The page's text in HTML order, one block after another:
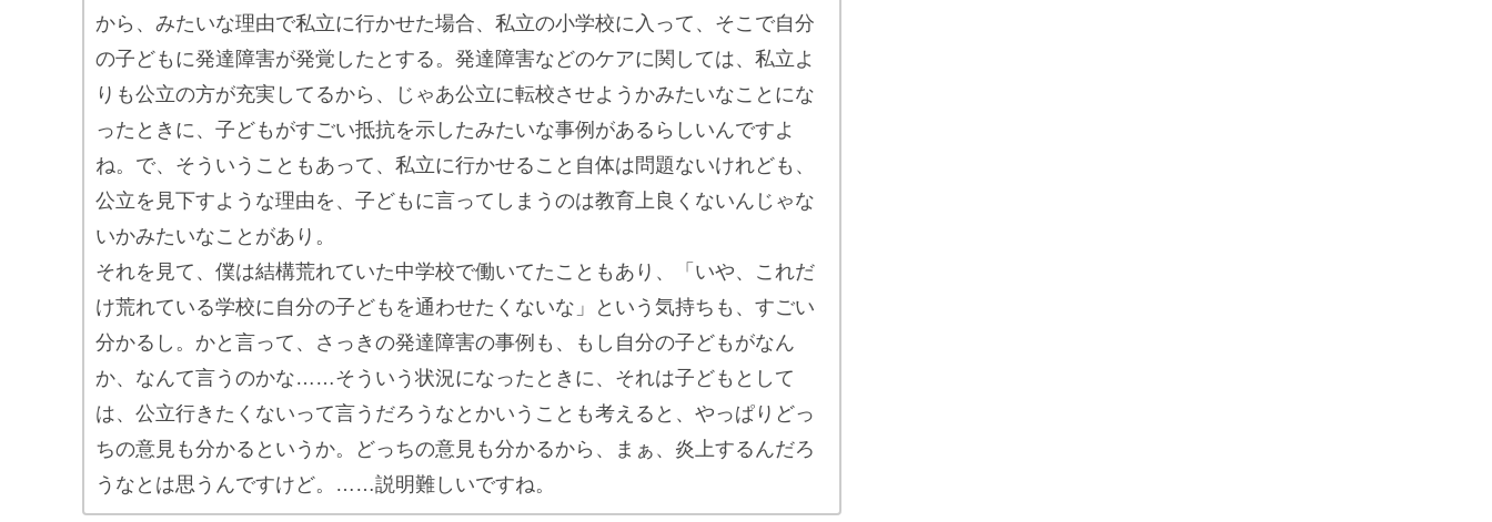
から、みたいな理由で私立に行かせた場合、私立の小学校に入って、そこで自分
の子どもに発達障害が発覚したとする。発達障害などのケアに関しては、私立よ
りも公立の方が充実してるから、じゃあ公立に転校させようかみたいなことにな
ったときに、子どもがすごい抵抗を示したみたいな事例があるらしいんですよ
ね。で、そういうこともあって、私立に行かせること自体は問題ないけれども、
公立を見下すような理由を、子どもに言ってしまうのは教育上良くないんじゃな
いかみたいなことがあり。
それを見て、僕は結構荒れていた中学校で働いてたこともあり、「いや、これだ
け荒れている学校に自分の子どもを通わせたくないな」という気持ちも、すごい
分かるし。かと言って、さっきの発達障害の事例も、もし自分の子どもがなん
か、なんて言うのかな……そういう状況になったときに、それは子どもとして
は、公立行きたくないって言うだろうなとかいうことも考えると、やっぱりどっ
ちの意見も分かるというか。どっちの意見も分かるから、まぁ、炎上するんだろ
うなとは思うんですけど。……説明難しいですね。